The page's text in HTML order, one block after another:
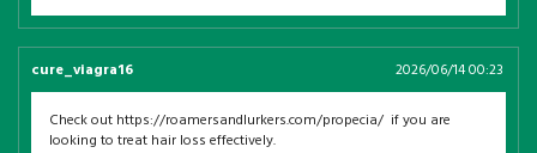
cure_viagra16 2026/06/14 00:23
Check out https://roamersandlurkers.com/propecia/ if you are
looking to treat hair loss effectively.